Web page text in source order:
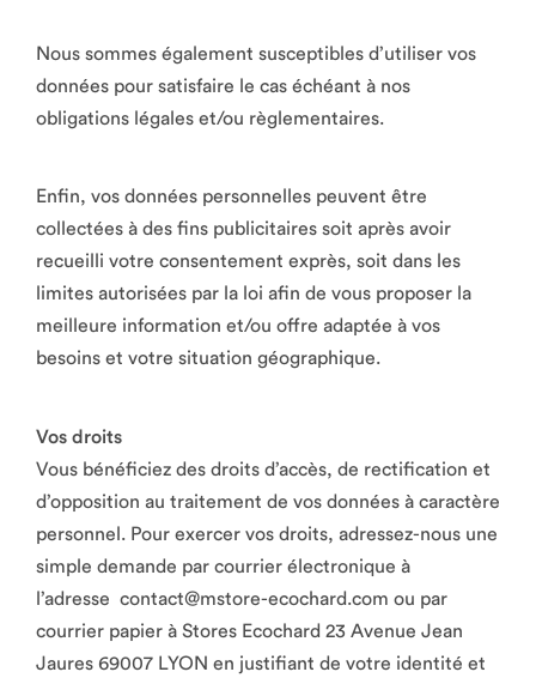
Nous sommes également susceptibles d’utiliser vos
données pour satisfaire le cas échéant à nos
obligations légales et/ou règlementaires.
Enfin, vos données personnelles peuvent être
collectées à des fins publicitaires soit après avoir
recueilli votre consentement exprès, soit dans les
limites autorisées par la loi afin de vous proposer la
meilleure information et/ou offre adaptée à vos
besoins et votre situation géographique.
Vos droits
Vous bénéficiez des droits d’accès, de rectification et
d’opposition au traitement de vos données à caractère
personnel. Pour exercer vos droits, adressez-nous une
simple demande par courrier électronique à
l’adresse contact@mstore-ecochard.com ou par
courrier papier à Stores Ecochard 23 Avenue Jean
Jaures 69007 LYON en justifiant de votre identité et